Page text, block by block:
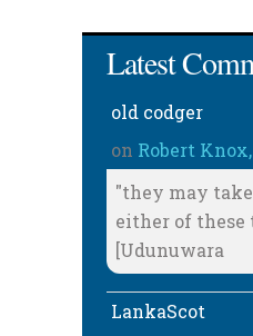
Latest
old codger
on Robert
"they may
either of these
[Udunuwara
LankaScot